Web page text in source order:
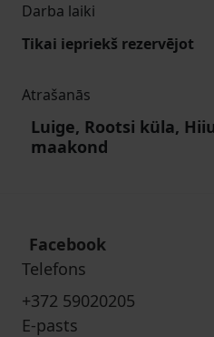
Darba laiki
Tikai iepriekš rezervējot
Atrašanās
Luige, Rootsi küla,
maakond
Facebook
Telefons
+372 59020205
E-pasts